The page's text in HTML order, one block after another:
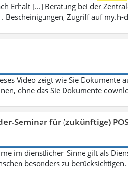
Erhalt [...] Beratung bei der
. Bescheinigungen, Zugriff auf
Video zeigt wie Sie Dokumente
ohne das Sie Dokumente
Seminar für (zukünftige)
im dienstlichen Sinne gilt als
besonders zu berücksichtigen.